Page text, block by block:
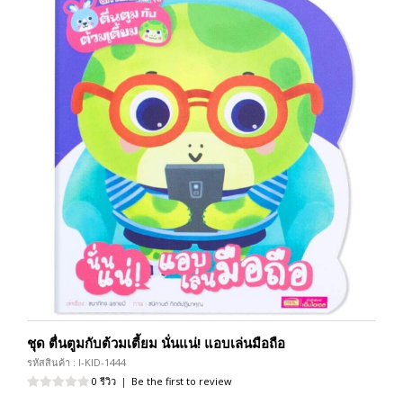
ชุด ตื่นตูมกับต้วมเตี้ยม นั่นแน่! แอบเล่นมือถือ
รหัสสินค้า : I-KID-1444
0 รีวิว | Be the first to review